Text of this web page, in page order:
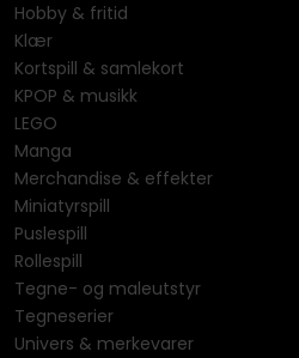
Hobby & fritid
Klær
Kortspill & samlekort
KPOP & musikk
LEGO
Manga
Merchandise & effekter
Miniatyrspill
Puslespill
Rollespill
Tegne- og maleutstyr
Tegneserier
Univers & merkevarer